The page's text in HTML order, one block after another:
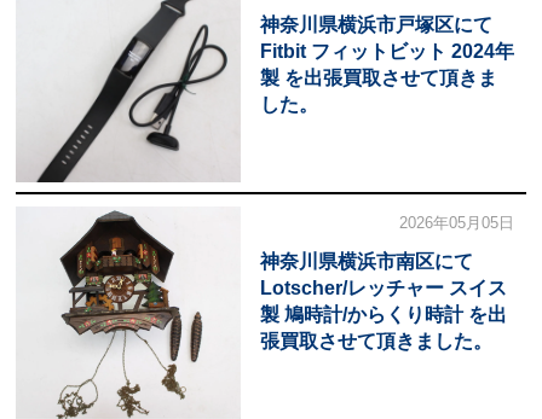
神奈川県横浜市戸塚区にて
Fitbit フィットビット 2024年
製 を出張買取させて頂きま
した。
2026年05月05日
神奈川県横浜市南区にて
Lotscher/レッチャー スイス
製 鳩時計/からくり時計 を出
張買取させて頂きました。